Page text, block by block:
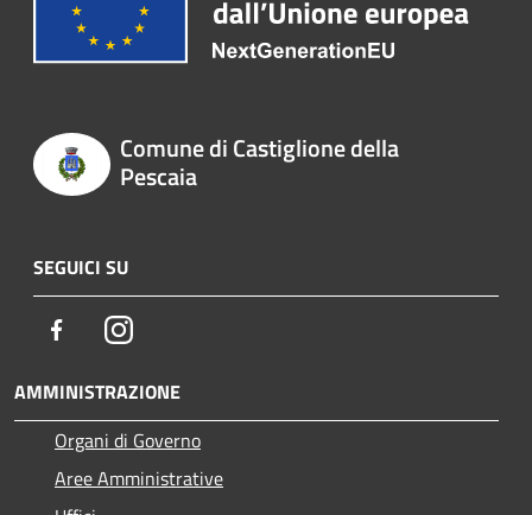
Comune di Castiglione della
Pescaia
SEGUICI SU
FacebookInstagram
AMMINISTRAZIONE
Organi di Governo
Aree Amministrative